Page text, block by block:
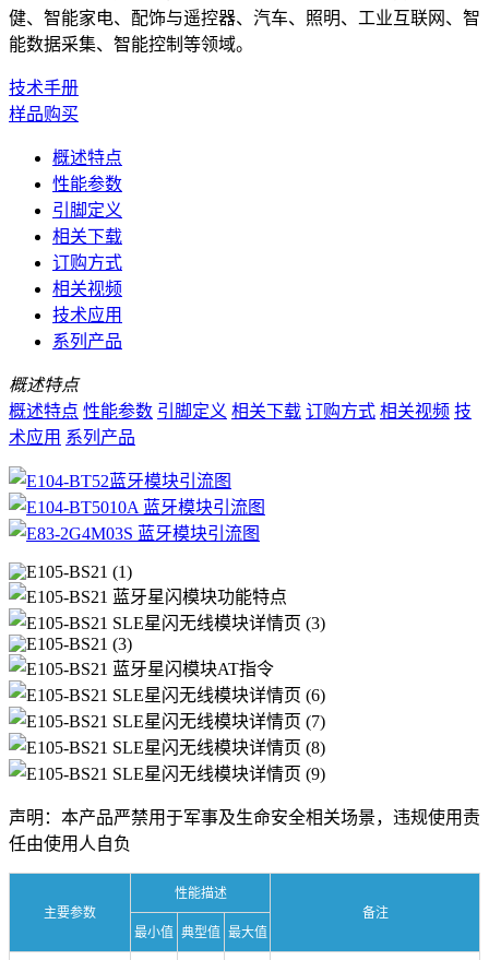
健、智能家电、配饰与遥控器、汽车、照明、工业互联网、智
能数据采集、智能控制等领域。
技术手册
样品购买
概述特点
性能参数
引脚定义
相关下载
订购方式
相关视频
技术应用
系列产品
概述特点
概述特点 性能参数 引脚定义 相关下载 订购方式 相关视频 技
术应用 系列产品
声明：本产品严禁用于军事及生命安全相关场景，违规使用责
任由使用人自负
主要参数
性能描述
备注
最小值 典型值 最大值